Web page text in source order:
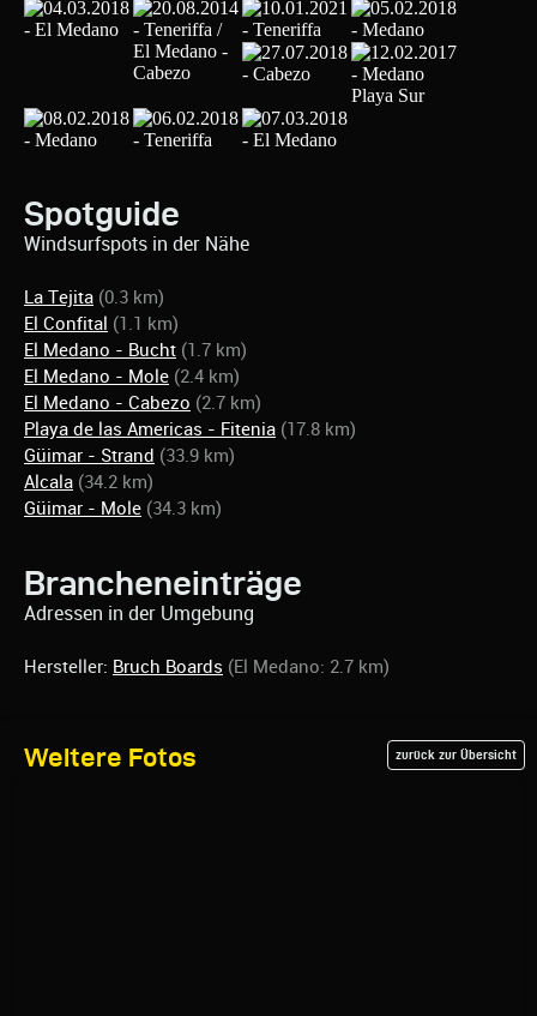
Spotguide
Windsurfspots in der Nähe
La Tejita (0.3 km)
El Confital (1.1 km)
El Medano - Bucht (1.7 km)
El Medano - Mole (2.4 km)
El Medano - Cabezo (2.7 km)
Playa de las Americas - Fitenia (17.8 km)
Güimar - Strand (33.9 km)
Alcala (34.2 km)
Güimar - Mole (34.3 km)
Brancheneinträge
Adressen in der Umgebung
Hersteller: Bruch Boards (El Medano: 2.7 km)
Weitere Fotos zurück zur Übersicht